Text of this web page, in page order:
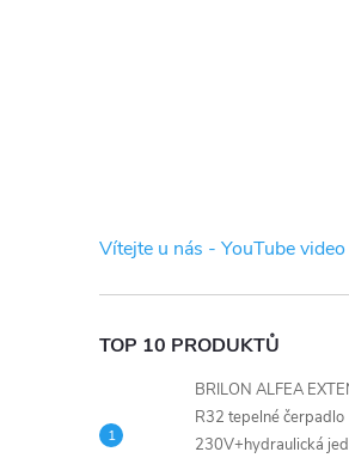
t
r
a
n
Vítejte u nás - YouTube video
TOP 10 PRODUKTŮ
BRILON ALFEA
R32 tepelné čerpadlo
230V+hydraulická